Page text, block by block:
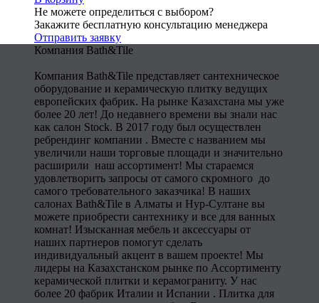
Не можете определиться с выбором?
Закажите бесплатную консультацию менеджера
Отправить заявку
Компания Bath&Tile
Компания Bath&Tile представляет сантехническое
оборудование и керамическую плитку ведущих
европейских фабрик. На рынке Казахстана мы уже
более 20 лет! До недавнего времени вы знали нас
как салон Stock. В 2017 году был осуществлен
ребрендинг компании . Вместе с названием мы
увеличили наши торговые площади и значительно
расширили наш ассортимент! Мы стараемся
удовлетворить запросы от самого скромного до
самого требовательного заказчика! В наших
салонах Bath&Tile в Алматы и Нур-Султане вы
можете приобрести сантехнику и все для ванных
комнат! Изысканная мебель и аксессуары от
наших партнеров помогут сделать
индивидуальный акцент в вашем проекте! Мы
лидеры на Казахстанском рынке по Ассортименту
керамической плитки и керамограниту. У нас
более 20 фабрик Италии и Испании . Плитка для